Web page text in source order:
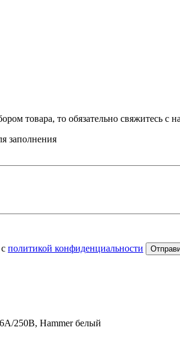
товара, то обязательно свяжитесь с
заполнения
политикой конфиденциальности
250В, Hammer белый